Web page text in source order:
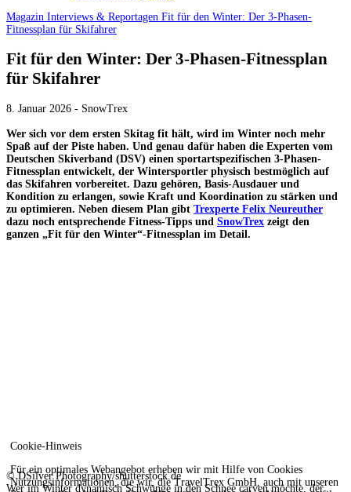
Cookie-Hinweis
Für ein optimales Webangebot erheben wir mit Hilfe von Cookies
Nutzungsinformationen, die wir, die TravelTrex GmbH, auch mit unseren
Magazin Interviews & Reportagen Fit für den Winter: Der 3-Phasen-
Fitnessplan für Skifahrer
Fit für den Winter: Der 3-Phasen-Fitnessplan
für Skifahrer
8. Januar 2026 - SnowTrex
Wer sich vor dem ersten Skitag fit hält, wird im Winter noch mehr
Spaß auf der Piste haben. Und genau dafür haben die Experten vom
Deutschen Skiverband (DSV) einen sportartspezifischen 3-Phasen-
Fitnessplan entwickelt, der Wintersportler physisch bestmöglich auf
das Skifahren vorbereitet. Dazu gehören, Basis-Ausdauer und
Kondition zu erlangen, sowie Kraft und Koordination zu stärken und
zu optimieren. Neben diesem Plan gibt Trexperte Felix Neureuther
dazu noch entsprechende Fitness-Tipps und SnowTrex zeigt den
ganzen „Fit für den Winter“-Fitnessplan im Detail.
© DSilver Photography/shutterstock.de
Wer im Winter dynamisch Schwünge in den Schnee carven möchte, der